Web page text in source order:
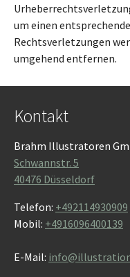
um einen
Rechtsverletzungen
umgehend entfernen.
Kontakt
Brahm Illustratoren
Schwannstr. 5
40476 Düsseldorf
Telefon: +492114930909
Mobil: +4916096400139
E-Mail: